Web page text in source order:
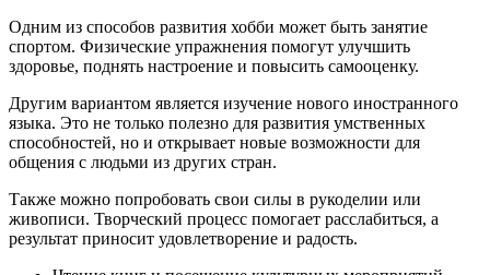
Одним из способов развития хобби может быть занятие
спортом. Физические упражнения помогут улучшить
здоровье, поднять настроение и повысить самооценку.
Другим вариантом является изучение нового иностранного
языка. Это не только полезно для развития умственных
способностей, но и открывает новые возможности для
общения с людьми из других стран.
Также можно попробовать свои силы в рукоделии или
живописи. Творческий процесс помогает расслабиться, а
результат приносит удовлетворение и радость.